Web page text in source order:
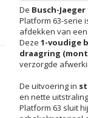
De Busch-Jaeger
Platform 63-serie
afdekken van
Deze 1-voudige
draagring
verzorgde
De uitvoering in
en nette
Platform 63 sluit